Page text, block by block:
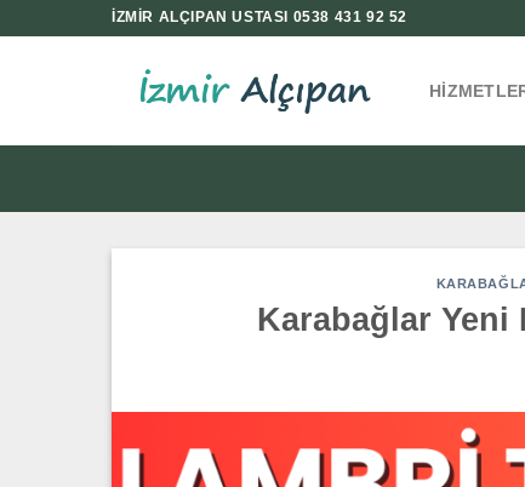
İZMİR ALÇIPAN USTASI 0538 431 92 52
Karabağlar Yeni